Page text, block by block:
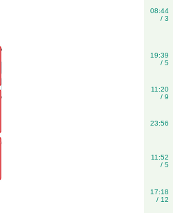
08:44
/ 3
19:39
/ 5
11:20
/ 9
23:56
11:52
/ 5
17:18
/ 12